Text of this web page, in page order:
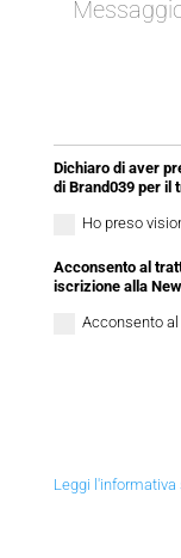
Dichiaro di aver
di Brand039 per il
Ho preso
Acconsento al
iscrizione alla
Acconsento
Leggi l'informativa